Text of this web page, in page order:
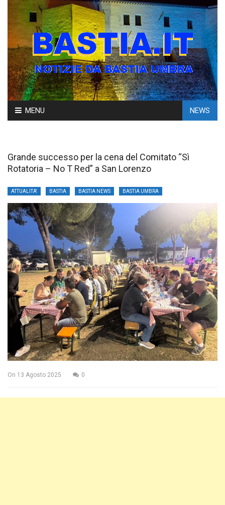
Skip
to
MENU NEWS
Grande successo per la cena del Comitato “Sì
Rotatoria – No T Red” a San Lorenzo
ATTUALITA' BASTIA BASTIA NEWS BASTIA UMBRA
On 13 Agosto 2025 0